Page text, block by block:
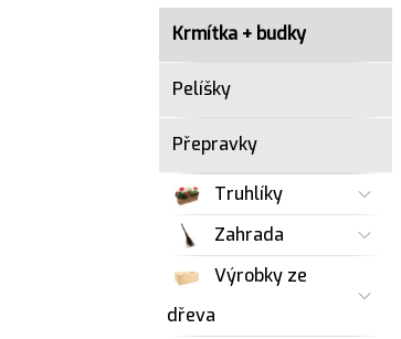
Krmítka + budky
Pelíšky
Přepravky
Truhlíky
Zahrada
Výrobky ze
dřeva